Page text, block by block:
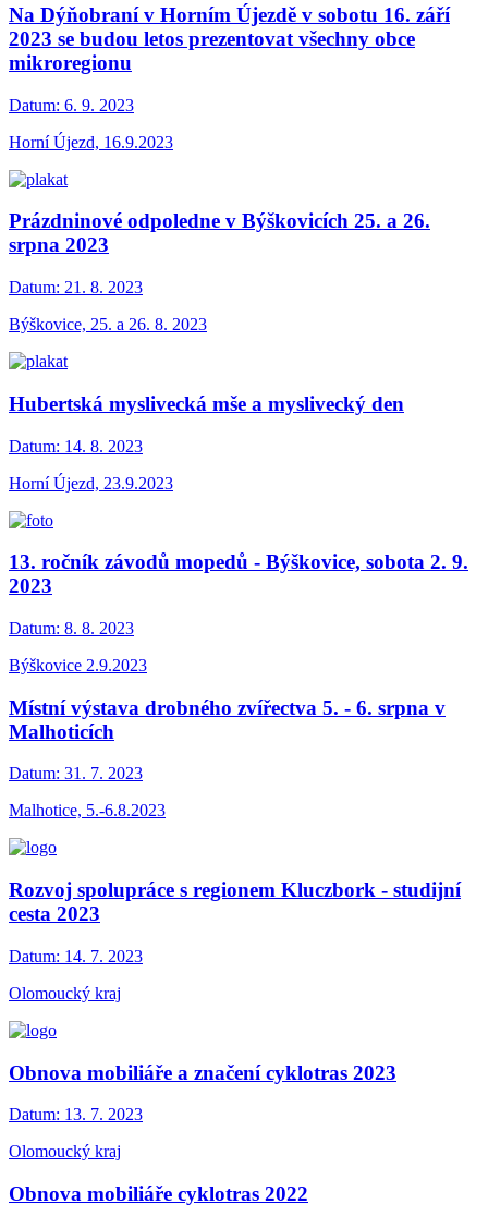
Na Dýňobraní v Horním Újezdě v sobotu 16. září
2023 se budou letos prezentovat všechny obce
mikroregionu
Datum: 6. 9. 2023
Horní Újezd, 16.9.2023
Prázdninové odpoledne v Býškovicích 25. a 26.
srpna 2023
Datum: 21. 8. 2023
Býškovice, 25. a 26. 8. 2023
Hubertská myslivecká mše a myslivecký den
Datum: 14. 8. 2023
Horní Újezd, 23.9.2023
13. ročník závodů mopedů - Býškovice, sobota 2. 9.
2023
Datum: 8. 8. 2023
Býškovice 2.9.2023
Místní výstava drobného zvířectva 5. - 6. srpna v
Malhoticích
Datum: 31. 7. 2023
Malhotice, 5.-6.8.2023
Rozvoj spolupráce s regionem Kluczbork - studijní
cesta 2023
Datum: 14. 7. 2023
Olomoucký kraj
Obnova mobiliáře a značení cyklotras 2023
Datum: 13. 7. 2023
Olomoucký kraj
Obnova mobiliáře cyklotras 2022